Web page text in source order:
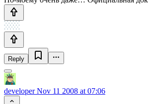
Reply
developerNov 11 2008 at 07:06